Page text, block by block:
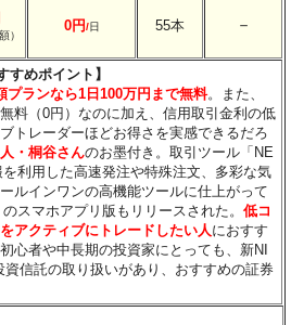
）
0円/日 55本 －
すめポイント】
プランなら1日100万円まで無料。また、
料（0円）なのに加え、信用取引金利の低
トレーダーほどお得さを実感できるだろ
・桐谷さんのお墨付き。取引ツール「NE
利用した高速発注や特殊注文、多彩な気
ルインワンの高機能ツールに仕上がって
スマホアプリ版もリリースされた。低コ
アクティブにトレードしたい人 におすす
心者や中長期の投資家にとっても、新NI
信託の取り扱いがあり、おすすめの証券